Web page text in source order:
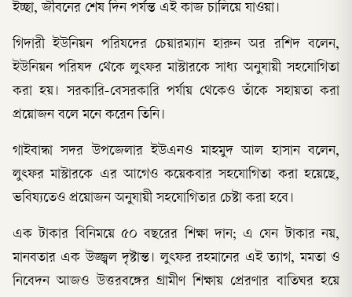
ইচ্ছা, জীবনের শেষ দিন পর্যন্ত এই কাজ চালিয়ে যাওয়া।
গিদারী ইউনিয়ন পরিষদের চেয়ারম্যান হারুন অর রশিদ বলেন,
ইউনিয়ন পরিষদ থেকে লুৎফর মাস্টারকে সাধ্য অনুযায়ী সহযোগিতা
করা হয়। সরকারি-বেসরকারি পর্যায় থেকেও তাঁকে সহায়তা করা
প্রয়োজন বলে মনে করেন তিনি।
গাইবান্ধা সদর উপজেলার ইউএনও মাহমুদ আল হাসান বলেন,
লুৎফর মাস্টারকে এর আগেও কয়েকবার সহযোগিতা করা হয়েছে,
ভবিষ্যতেও প্রয়োজন অনুযায়ী সহযোগিতার চেষ্টা করা হবে।
এক টাকার বিনিময়ে ৫০ বছরের শিক্ষা দান; এ যেন টাকার নয়,
মানবতার এক উজ্জ্বল দৃষ্টান্ত। লুৎফর রহমানের এই ত্যাগ, মমতা ও
নিবেদন আজও উত্তরবঙ্গের গ্রামীণ শিক্ষায় প্রেরণার বাতিঘর হয়ে